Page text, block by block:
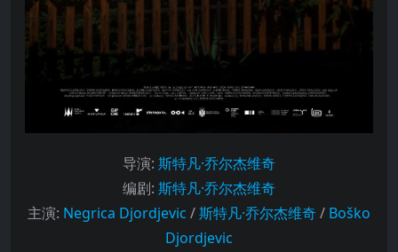
导演: 斯特凡·乔尔杰维奇
编剧: 斯特凡·乔尔杰维奇
主演: Negrica Djordjevic /斯特凡·乔尔杰维奇/ Boško
Djordjevic